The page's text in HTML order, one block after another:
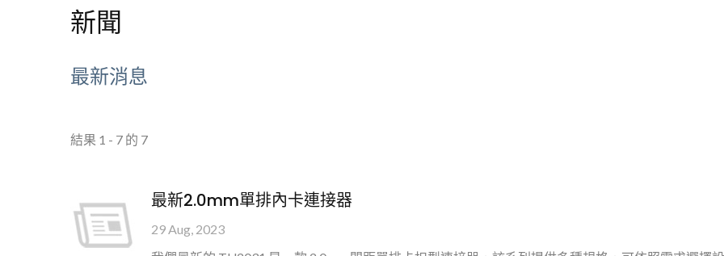
新聞
最新消息
結果 1 - 7 的 7
最新2.0mm單排內卡連接器
29 Aug, 2023